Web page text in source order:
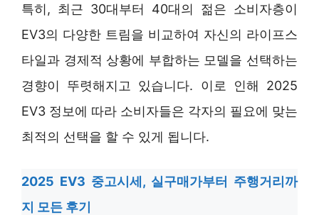
특히, 최근 30대부터 40대의 젊은 소비자층이
EV3의 다양한 트림을 비교하여 자신의 라이프스
타일과 경제적 상황에 부합하는 모델을 선택하는
경향이 뚜렷해지고 있습니다. 이로 인해 2025
EV3 정보에 따라 소비자들은 각자의 필요에 맞는
최적의 선택을 할 수 있게 됩니다.
2025 EV3 중고시세, 실구매가부터 주행거리까
지 모든 후기